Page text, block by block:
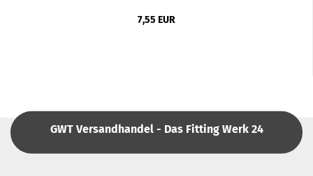
7,55 EUR
GWT Versandhandel - Das Fitting Werk 24